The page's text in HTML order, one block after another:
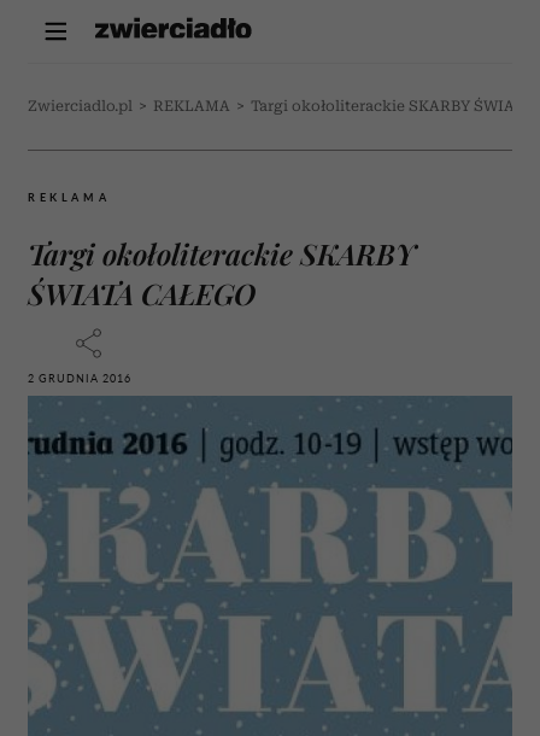
Zwierciadlo.pl > REKLAMA > Targi okołoliterackie SKARBY ŚWIATA
REKLAMA
Targi okołoliterackie SKARBY
ŚWIATA CAŁEGO
2 GRUDNIA 2016